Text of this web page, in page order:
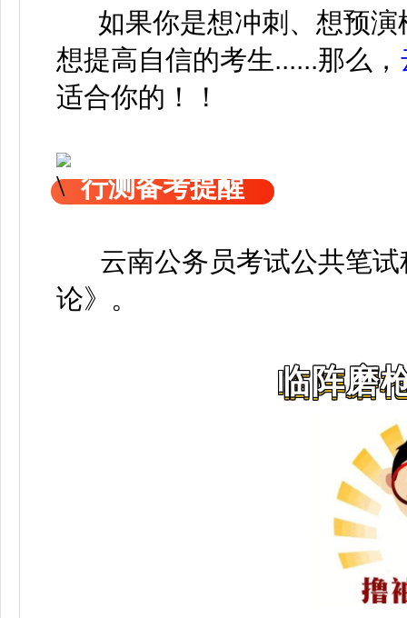
如果你是想冲刺、想预演
想提高自信的考生......那么，
适合你的！！
行测备考提醒
云南公务员考试公共笔试
论》 。
临阵磨